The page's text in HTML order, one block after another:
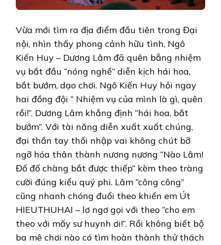
Vừa mới tìm ra địa điểm đầu tiên trong Đại
nội, nhìn thấy phong cảnh hữu tình, Ngô
Kiến Huy – Dương Lâm đã quên bẵng nhiệm
vụ bắt đầu “nóng nghề” diễn kịch hái hoa,
bắt bướm, dạo chơi. Ngô Kiến Huy hỏi ngay
hai đồng đội “ Nhiệm vụ của mình là gì, quên
rồi!”. Dương Lâm khẳng định “hái hoa, bắt
bướm”. Với tài năng diễn xuất xuất chúng,
đại thần tay thối nhập vai không chút bỡ
ngỡ hóa thân thành nương nương “Nào Lâm!
Đố đố chàng bắt được thiếp” kèm theo tràng
cười đúng kiểu quý phi. Lâm “công công”
cũng nhanh chóng đuổi theo khiến em Út
HIEUTHUHAI – lơ ngơ gọi với theo “cho em
theo với mấy sư huynh ơi!”. Rồi không biết bộ
ba mê chơi nào có tìm hoàn thành thử thách